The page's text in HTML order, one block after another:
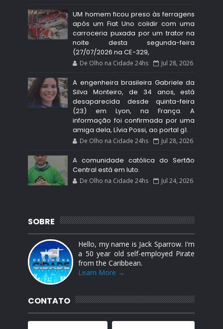
UM homem ficou preso às ferragens
após um Fiat Uno colidir com uma
carroceria puxada por um trator na
noite desta segunda-feira
(27/07/2026 na CE-329,
De Olho na Cidade 24hs Jul 28, 2026
A engenheira brasileira Gabriele da
Silva Monteiro, de 34 anos, está
desaparecida desde quinta-feira
(23) em Lyon, na França. A
informação foi confirmada por uma
amiga dela, Lívia Possi, ao portal g1.
De Olho na Cidade 24hs Jul 28, 2026
A comunidade católica do Sertão
Central está em luto.
De Olho na Cidade 24hs Jul 24, 2026
SOBRE
Hello, my name is Jack Sparrow. I'm
a 50 year old self-employed Pirate
from the Caribbean.
Learn More →
CONTATO